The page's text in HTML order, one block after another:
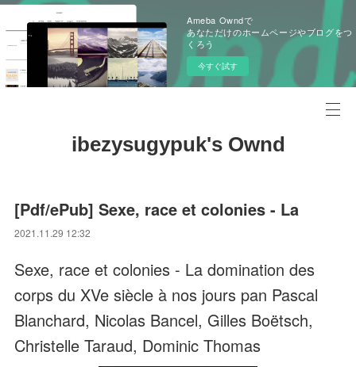
Ameba Owndで
あなただけのホームページやブログをつ
くろう
今すぐ試す
ibezysugypuk's Ownd
[Pdf/ePub] Sexe, race et colonies - La
2021.11.29 12:32
Sexe, race et colonies - La domination des
corps du XVe siècle à nos jours pan Pascal
Blanchard, Nicolas Bancel, Gilles Boëtsch,
Christelle Taraud, Dominic Thomas